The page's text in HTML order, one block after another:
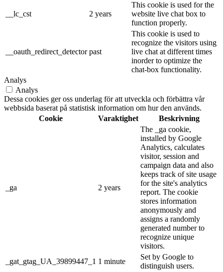
__lc_cst 2 years
This cookie is used for the
website live chat box to
function properly.
__oauth_redirect_detector past
This cookie is used to
recognize the visitors using
live chat at different times
inorder to optimize the
chat-box functionality.
Analys
Analys
Dessa cookies ger oss underlag för att utveckla och förbättra vår
webbsida baserat på statistisk information om hur den används.
Cookie
Varaktighet Beskrivning
_ga 2 years
The _ga cookie,
installed by Google
Analytics, calculates
visitor, session and
campaign data and also
keeps track of site usage
for the site's analytics
report. The cookie
stores information
anonymously and
assigns a randomly
generated number to
recognize unique
visitors.
_gat_gtag_UA_39899447_1 1 minute
Set by Google to
distinguish users.